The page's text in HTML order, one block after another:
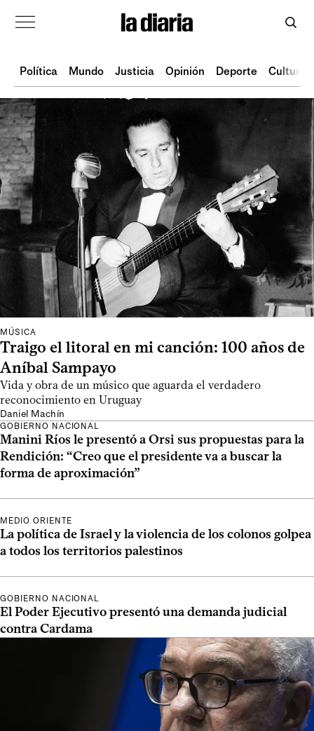
Política Mundo Justicia Opinión Deporte Cultura
MÚSICA
Traigo el litoral en mi canción: 100 años de
Aníbal Sampayo
Vida y obra de un músico que aguarda el verdadero
reconocimiento en Uruguay
Daniel Machín
GOBIERNO NACIONAL
Manini Ríos le presentó a Orsi sus propuestas para la
Rendición: “Creo que el presidente va a buscar la
forma de aproximación”
MEDIO ORIENTE
La política de Israel y la violencia de los colonos golpea
a todos los territorios palestinos
GOBIERNO NACIONAL
El Poder Ejecutivo presentó una demanda judicial
contra Cardama